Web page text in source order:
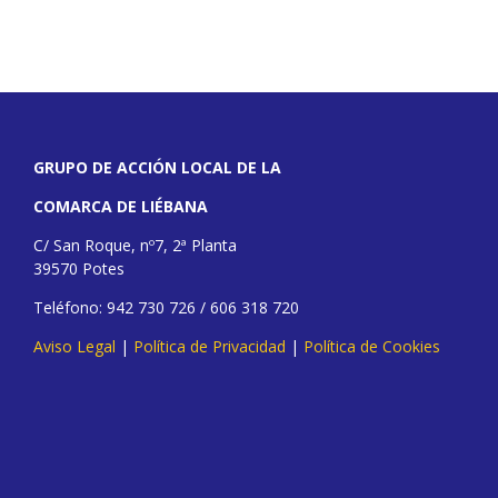
GRUPO DE ACCIÓN LOCAL DE LA
COMARCA DE LIÉBANA
C/ San Roque, nº7, 2ª Planta
39570 Potes
Teléfono: 942 730 726 / 606 318 720
Aviso Legal | Política de Privacidad | Política de Cookies